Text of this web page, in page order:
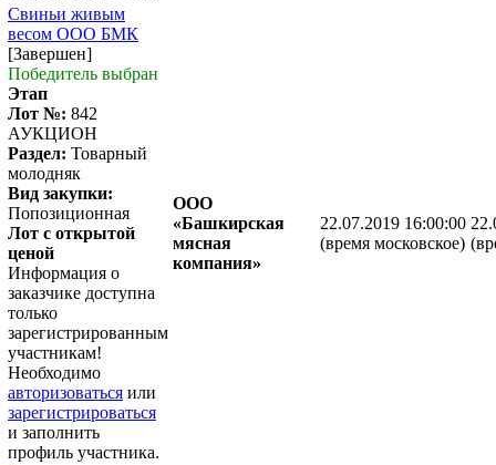
Свиньи живым
весом ООО БМК
[Завершен]
Победитель выбран
Этап
Лот №: 842
АУКЦИОН
Раздел: Товарный
молодняк
Вид закупки:
Попозиционная
Лот с открытой
ценой
Информация о
заказчике доступна
только
зарегистрированным
участникам!
Необходимо
авторизоваться или
зарегистрироваться
и заполнить
профиль участника.
ООО
«Башкирская
мясная
компания»
22.07.2019 16:00:00
(время московское)